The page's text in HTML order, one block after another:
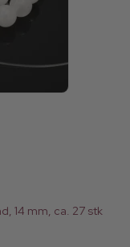
14 mm, ca. 27 stk